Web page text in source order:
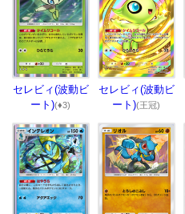
セレビィ(波動ビ
ート)(♦3)
セレビィ(波動ビ
ート)(王冠)